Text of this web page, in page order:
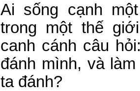
Ai sống cạnh
trong một thế
canh cánh câu
đánh mình, và
ta đánh?